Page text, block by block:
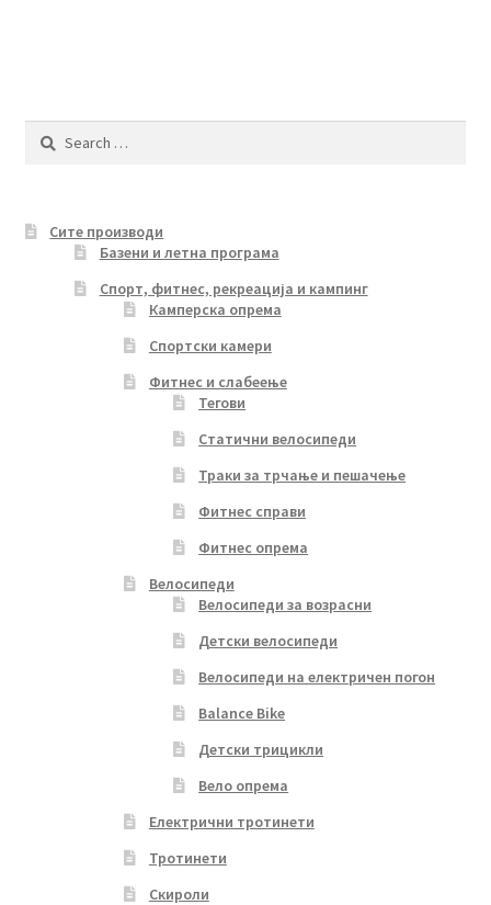
Search
Сите производи
Базени и летна програма
Спорт, фитнес, рекреација и кампинг
Камперска опрема
Спортски камери
Фитнес и слабеење
Тегови
Статични велосипеди
Траки за трчање и пешачење
Фитнес справи
Фитнес опрема
Велосипеди
Велосипеди за возрасни
Детски велосипеди
Велосипеди на електричен погон
Balance Bike
Детски трицикли
Вело опрема
Електрични тротинети
Тротинети
Скироли